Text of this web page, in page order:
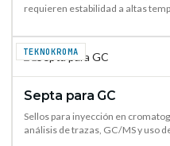
requieren estabilidad a altas
TEKNOKROMA
Septa para GC
Sellos para inyección en
análisis de trazas, GC/MS y uso